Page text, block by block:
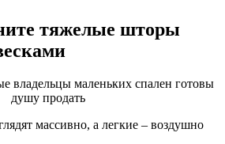
тяжелые шторы
массивно, а легкие – воздушно